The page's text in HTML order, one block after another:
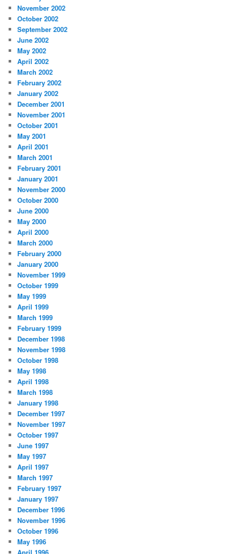
November 2002
October 2002
September 2002
June 2002
May 2002
April 2002
March 2002
February 2002
January 2002
December 2001
November 2001
October 2001
May 2001
April 2001
March 2001
February 2001
January 2001
November 2000
October 2000
June 2000
May 2000
April 2000
March 2000
February 2000
January 2000
November 1999
October 1999
May 1999
April 1999
March 1999
February 1999
December 1998
November 1998
October 1998
May 1998
April 1998
March 1998
January 1998
December 1997
November 1997
October 1997
June 1997
May 1997
April 1997
March 1997
February 1997
January 1997
December 1996
November 1996
October 1996
May 1996